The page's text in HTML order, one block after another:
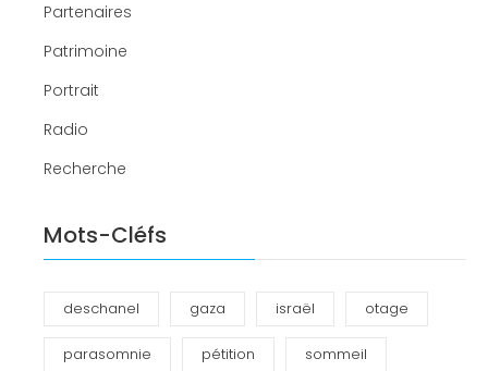
Partenaires
Patrimoine
Portrait
Radio
Recherche
Mots-Cléfs
deschanel gaza israël otage
parasomnie pétition sommeil